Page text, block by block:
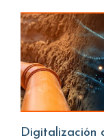
Digitalización de la